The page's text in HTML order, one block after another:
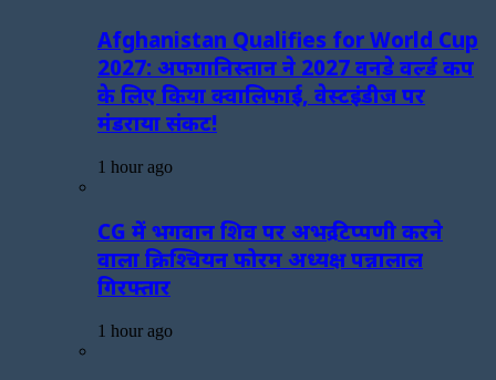
Afghanistan Qualifies for World Cup
2027: अफगानिस्तान ने 2027 वनडे वर्ल्ड कप
के लिए किया क्वालिफाई, वेस्टइंडीज पर
मंडराया संकट!
1 hour ago
CG में भगवान शिव पर अभद्र टिप्पणी करने
वाला क्रिश्चियन फोरम अध्यक्ष पन्नालाल
गिरफ्तार
1 hour ago